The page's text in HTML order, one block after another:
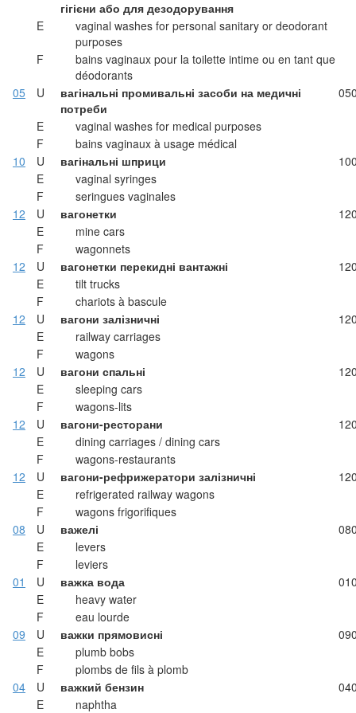
гігієни або для дезодорування
E
vaginal washes for personal sanitary or deodorant
purposes
F
bains vaginaux pour la toilette intime ou en tant que
déodorants
05
U
вагінальні промивальні засоби на медичні
потреби
E
vaginal washes for medical purposes
F
bains vaginaux à usage médical
10
U вагінальні шприци
E
vaginal syringes
F
seringues vaginales
12
U вагонетки
E
mine cars
F
wagonnets
12
U вагонетки перекидні вантажні
E
tilt trucks
F
chariots à bascule
12
U вагони залізничні
E
railway carriages
F
wagons
12
U вагони спальні
E
sleeping cars
F
wagons-lits
12
U вагони-ресторани
E
dining carriages / dining cars
F
wagons-restaurants
12
U вагони-рефрижератори залізничні
E
refrigerated railway wagons
F
wagons frigorifiques
08
U важелі
E
levers
F
leviers
01
U важка вода
E
heavy water
F
eau lourde
09
U важки прямовисні
E
plumb bobs
F
plombs de fils à plomb
04
U важкий бензин
E
naphtha